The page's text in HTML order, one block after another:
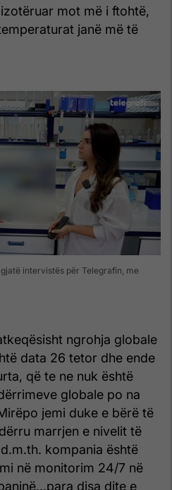
mot më i ftohtë,
janë më të
intervistës për Telegrafin, me
ngrohja globale
data 26 tetor dhe ende
që te ne nuk është
globale po na
jemi duke e bërë të
marrjen e nivelit të
kompania është
në monitorim 24/7 në
disa dite e